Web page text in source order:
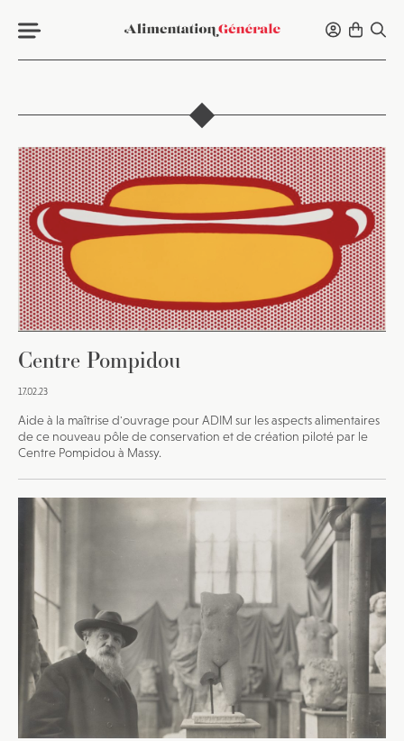
Centre Pompidou
17.02.23
Aide à la maîtrise d'ouvrage pour ADIM sur les aspects alimentaires
de ce nouveau pôle de conservation et de création piloté par le
Centre Pompidou à Massy.